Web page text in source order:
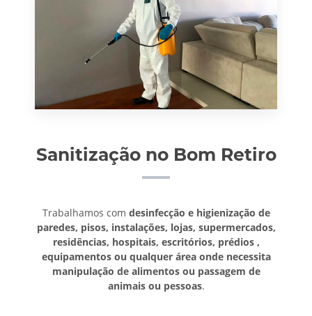
Sanitização no Bom Retiro
Trabalhamos com desinfecção e higienização de
paredes, pisos, instalações, lojas, supermercados,
residências, hospitais, escritórios, prédios ,
equipamentos ou qualquer área onde necessita
manipulação de alimentos ou passagem de
animais ou pessoas.